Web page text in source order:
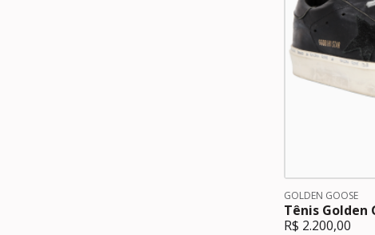
GOLDEN GOOSE
Tênis Golden
R$ 2.200,00